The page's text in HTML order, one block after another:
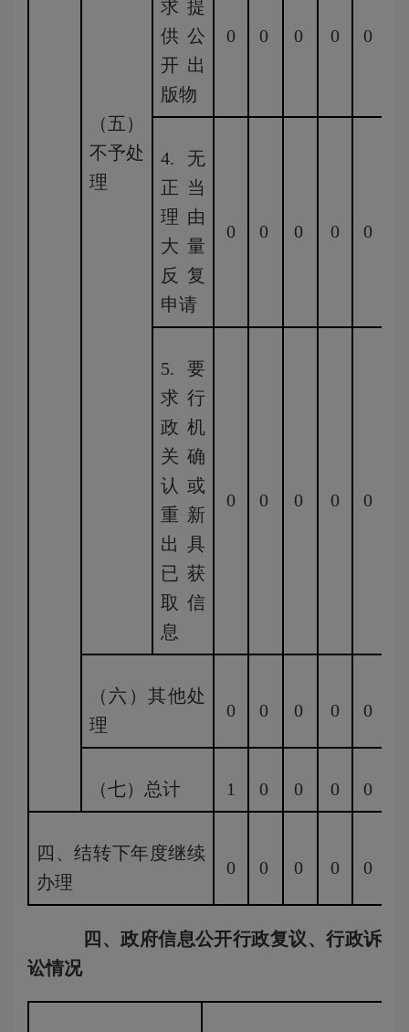
（五）
不予处
理
求提
供公
开出
版物
0 0 0 0 0
4.无
正当
理由
大量
反复
申请
0 0 0 0 0
5.要
求行
政机
关确
认或
重新
出具
已获
取信
息
0 0 0 0 0
（六）其他处
理
0 0 0 0 0
（七）总计 1 0 0 0 0
四、结转下年度继续
办理
0 0 0 0 0
四、政府信息公开行政复议、行政诉
讼情况